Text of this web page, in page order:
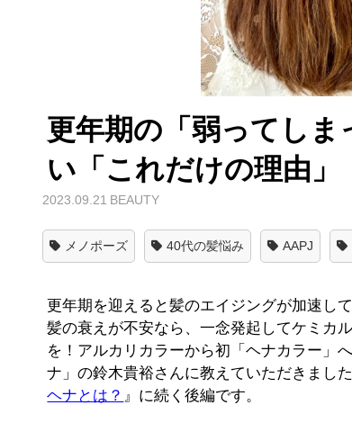
更年期の「弱ってし
い「これだけの理由」
2023.09.21 BEAUTY
メノポーズ 40代の髪悩み AAPJ
更年期を迎えると髪のエイジングが加速し
髪の衰えが不安なら、一念発起してケミカ
を！アルカリカラーから初「ヘナカラー」
ナ」の鈴木貴裕さんに教えていただきまし
ヘナとは？ 』に続く後編です。